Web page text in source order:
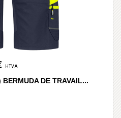
HTVA
DE TRAVAIL...